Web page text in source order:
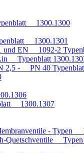
1300.1300
1300.1301
und EN 1092-2
Typenblatt
2,5 - PN 40
1300.1307
- Typen
Typen